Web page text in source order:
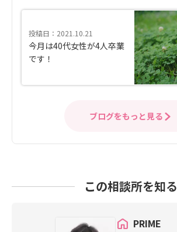
投稿日：2021.10.21
今月は40代女性が4人卒業
です！
ブログをもっと見る
この相談所を知る
PRIME